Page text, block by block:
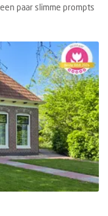
paar slimme prompts